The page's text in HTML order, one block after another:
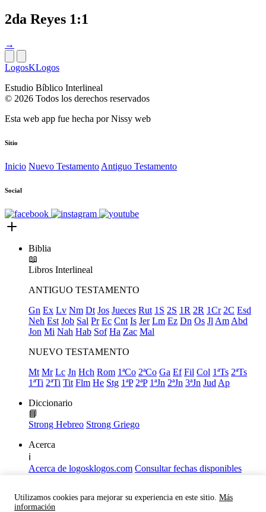
Utilizamos cookies para mejorar su experiencia en este sitio. Más
información
2da Reyes 1:1
→
LogosKLogos
Estudio Bíblico Interlineal
© 2026 Todos los derechos reservados
Esta web app fue hecha porNissy web
Sitio
Inicio Nuevo Testamento Antiguo Testamento
Social
Biblia
📖
Libros Interlineal
ANTIGUO TESTAMENTO
Gn Ex Lv Nm Dt Jos Jueces Rut 1S 2S 1R 2R 1Cr 2C Esd
Neh Est Job Sal Pr Ec Cnt Is Jer Lm Ez Dn Os Jl Am Abd
Jon Mi Nah Hab Sof Ha Zac Mal
NUEVO TESTAMENTO
Mt Mr Lc Jn Hch Rom 1ªCo 2ªCo Ga Ef Fil Col 1ªTs 2ªTs
1ªTi 2ªTi Tit Flm He Stg 1ªP 2ªP 1ªJn 2ªJn 3ªJn Jud Ap
Diccionario
📘
Strong Hebreo Strong Griego
Acerca
ℹ️
Acerca de logosklogos.com Consultar fechas disponibles
Links útiles